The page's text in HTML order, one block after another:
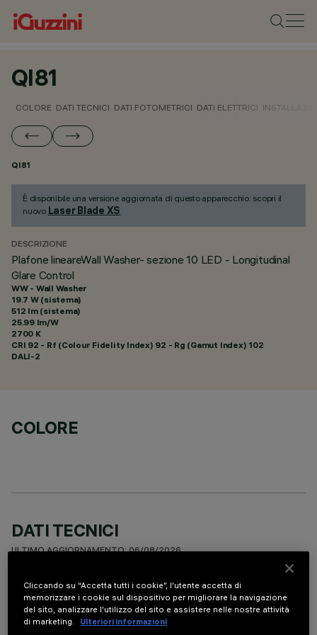
QI81
COLORE DATI TECNICI DATI FOTOMETRICI DATI ELETTRICI
QI81
È disponibile una versione aggiornata di questo apparecchio: scopri il
nuovo Laser Blade XS.
DESCRIZIONE
Plafone lineareWall Washer- sezione 10 LED - Longitudinal
Glare Control
WW - Wall Washer
19.7 W (sistema)
512 lm (sistema)
25.99 lm/W
2700 K
CRI 92 - Rf (Colour Fidelity Index) 92 - Rg (Gamut Index) 102
DALI-2
COLORE
DATI TECNICI
ULTIMO AGGIORNAMENTO: 06/08/2026
DESCRIZIONE
Apparecchio per installazione a soffitto per sorgenti LED.
Nonostante le dimensioni minime del prodotto, la tecnologia
Cliccando su “Accetta tutti i cookie”, l'utente accetta di
memorizzare i cookie sul dispositivo per migliorare la navigazione
del sito, analizzare l'utilizzo del sito e assistere nelle nostre attività
di marketing.
Ulteriori informazioni